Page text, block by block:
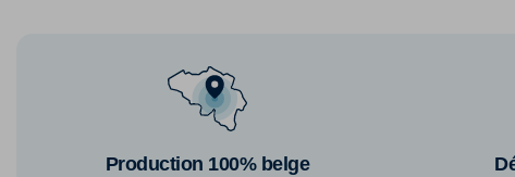
Production 100% belge